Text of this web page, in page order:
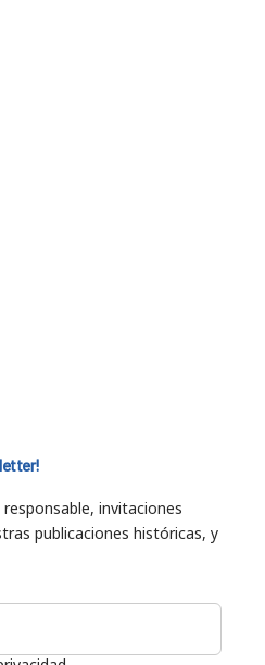
invitaciones
publicaciones históricas, y